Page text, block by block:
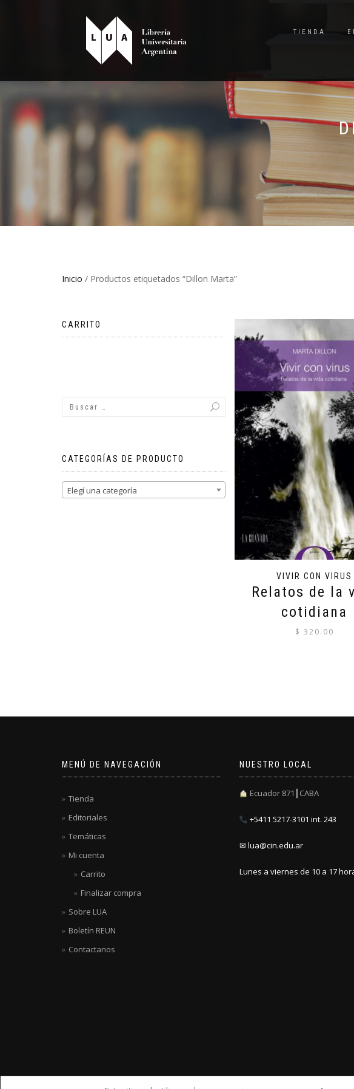
TIENDA
Inicio / Productos etiquetados “Dillon Marta”
VIVIR CON VIRUS
Relatos de la
cotidiana
$ 320.00
CARRITO
CATEGORÍAS DE PRODUCTO
Elegí una categoría
MENÚ DE NAVEGACIÓN
Tienda
Editoriales
Temáticas
Mi cuenta
Carrito
Finalizar compra
Sobre LUA
Boletín REUN
Contactanos
NUESTRO LOCAL
Ecuador 871┃CABA
+5411 5217-3101 int. 243
✉ lua@cin.edu.ar
Lunes a viernes de 10 a 17